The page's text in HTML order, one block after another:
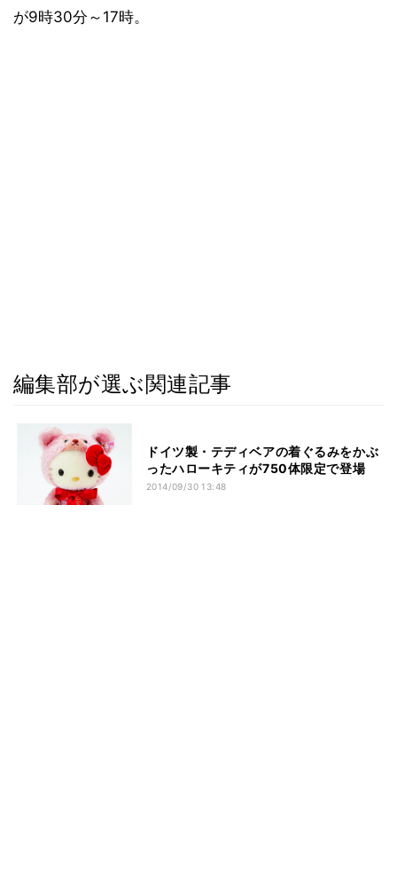
が9時30分～17時。
編集部が選ぶ関連記事
ドイツ製・テディベアの着ぐるみをかぶ
ったハローキティが750体限定で登場
2014/09/30 13:48